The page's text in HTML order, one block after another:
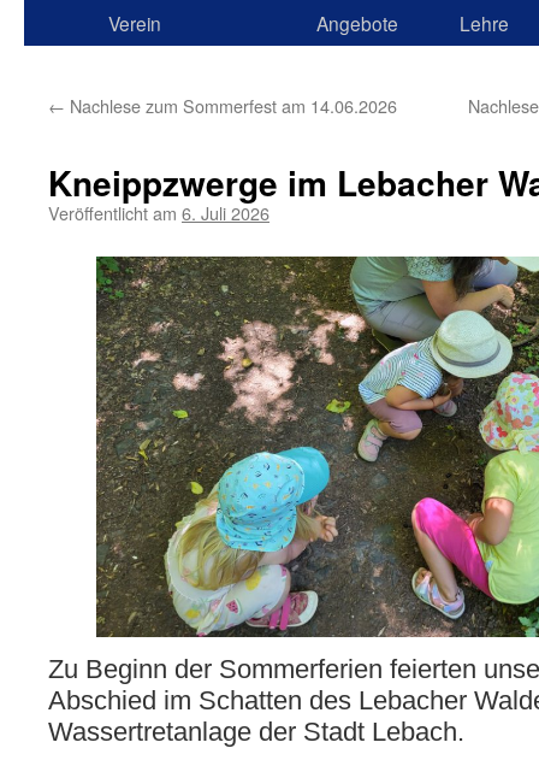
Verein
Angebote
Lehre
← Nachlese zum Sommerfest am 14.06.2026
Kneippzwerge im Lebacher
Veröffentlicht am 6. Juli 2026
Zu Beginn der Sommerferien feierten
Abschied im Schatten des Lebacher
Wassertretanlage der Stadt Lebach.